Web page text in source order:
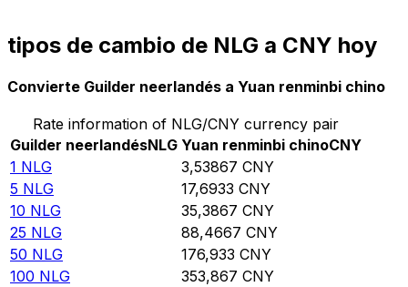
tipos de cambio de NLG a CNY hoy
Convierte Guilder neerlandés a Yuan renminbi chino
Rate information of NLG/CNY currency pair
Guilder neerlandésNLG Yuan renminbi chinoCNY
1 NLG 3,53867 CNY
5 NLG 17,6933 CNY
10 NLG 35,3867 CNY
25 NLG 88,4667 CNY
50 NLG 176,933 CNY
100 NLG 353,867 CNY